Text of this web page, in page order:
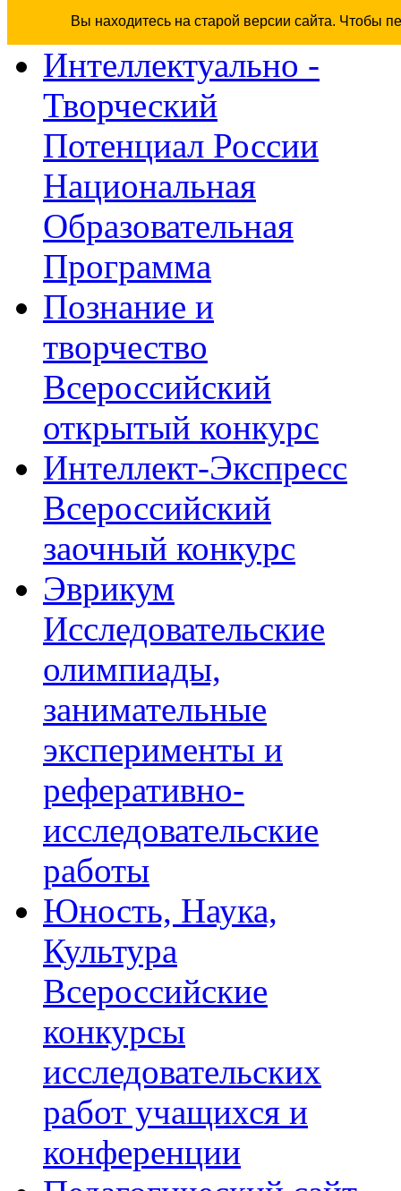
Вы находитесь на старой версии сайта. Чтобы
Интеллектуально -
Творческий
Потенциал России
Национальная
Образовательная
Программа
Познание и
творчество
Всероссийский
открытый конкурс
Интеллект-Экспресс
Всероссийский
заочный конкурс
Эврикум
Исследовательские
олимпиады,
занимательные
эксперименты и
реферативно-
исследовательские
работы
Юность, Наука,
Культура
Всероссийские
конкурсы
исследовательских
работ учащихся и
конференции